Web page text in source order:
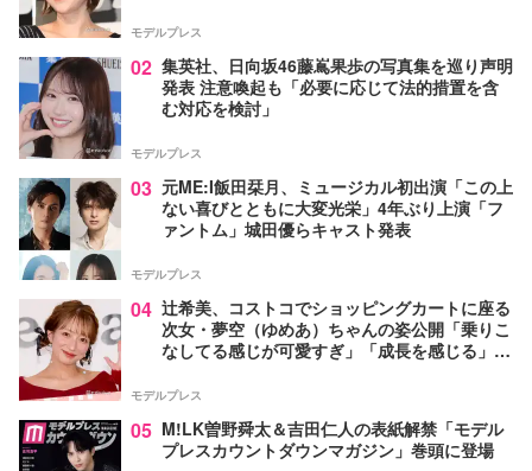
モデルプレス
02 集英社、日向坂46藤嶌果歩の写真集を巡り声明
発表 注意喚起も「必要に応じて法的措置を含
む対応を検討」
モデルプレス
03 元ME:I飯田栞月、ミュージカル初出演「この上
ない喜びとともに大変光栄」4年ぶり上演「フ
ァントム」城田優らキャスト発表
モデルプレス
04 辻希美、コストコでショッピングカートに座る
次女・夢空（ゆめあ）ちゃんの姿公開「乗りこ
なしてる感じが可愛すぎ」「成長を感じる」の
モデルプレス
05 M!LK曽野舜太＆吉田仁人の表紙解禁「モデル
プレスカウントダウンマガジン」巻頭に登場